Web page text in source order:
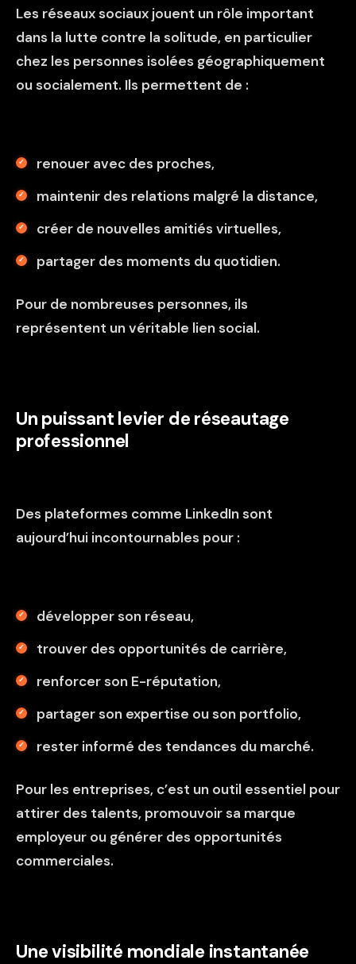
Les réseaux sociaux jouent un rôle important
dans la lutte contre la solitude, en particulier
chez les personnes isolées géographiquement
ou socialement. Ils permettent de :
renouer avec des proches,
maintenir des relations malgré la distance,
créer de nouvelles amitiés virtuelles,
partager des moments du quotidien.
Pour de nombreuses personnes, ils
représentent un véritable lien social.
Un puissant levier de réseautage
professionnel
Des plateformes comme LinkedIn sont
aujourd’hui incontournables pour :
développer son réseau,
trouver des opportunités de carrière,
renforcer son E-réputation,
partager son expertise ou son portfolio,
rester informé des tendances du marché.
Pour les entreprises, c’est un outil essentiel pour
attirer des talents, promouvoir sa marque
employeur ou générer des opportunités
commerciales.
Une visibilité mondiale instantanée